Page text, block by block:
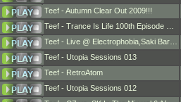
Teef - Autumn Clear Out 2009!!!
Teef - Trance Is Life 100th Episode …
Teef - Live @ Electrophobia,Saki Bar…
Teef - Utopia Sessions 013
Teef - RetroAtom
Teef - Utopia Sessions 012